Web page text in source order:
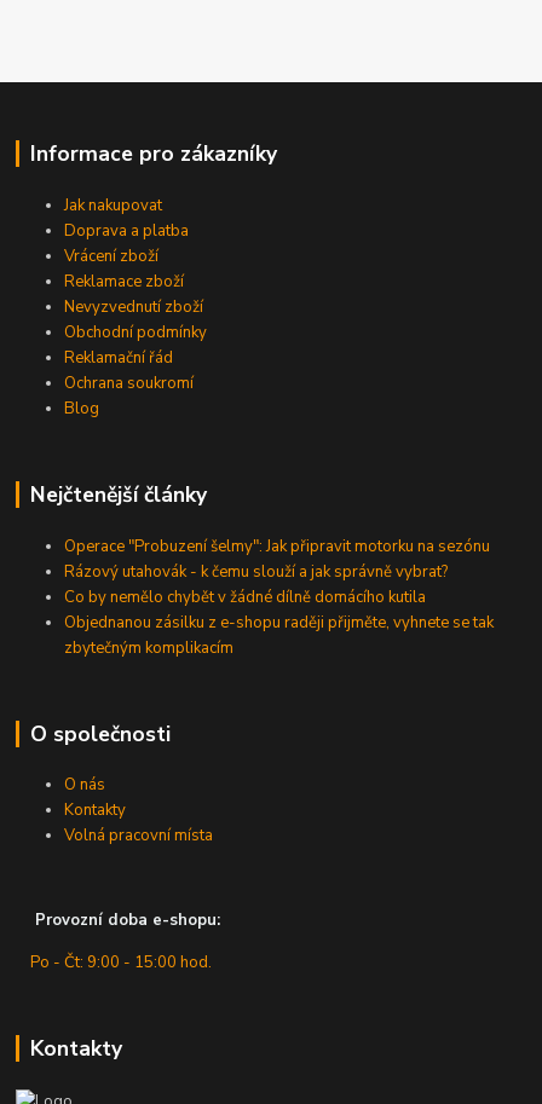
Informace pro zákazníky
Jak nakupovat
Doprava a platba
Vrácení zboží
Reklamace zboží
Nevyzvednutí zboží
Obchodní podmínky
Reklamační řád
Ochrana soukromí
Blog
Nejčtenější články
Operace "Probuzení šelmy": Jak připravit motorku na sezónu
Rázový utahovák - k čemu slouží a jak správně vybrat?
Co by nemělo chybět v žádné dílně domácího kutila
Objednanou zásilku z e-shopu raději přijměte, vyhnete se tak
zbytečným komplikacím
O společnosti
O nás
Kontakty
Volná pracovní místa
Provozní doba e-shopu:
Po - Čt: 9:00 - 15:00 hod.
Kontakty